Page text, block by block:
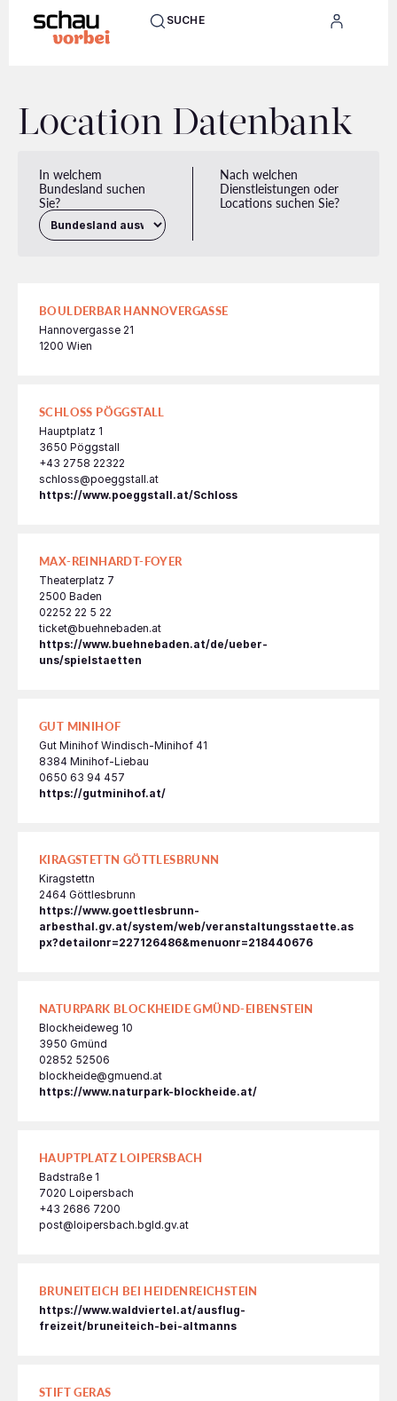
SUCHE
Location Datenbank
In welchem
Bundesland suchen
Sie?
Nach welchen
Dienstleistungen oder
Locations suchen Sie?
BOULDERBAR HANNOVERGASSE
Hannovergasse 21
1200 Wien
SCHLOSS PÖGGSTALL
Hauptplatz 1
3650 Pöggstall
+43 2758 22322
schloss@poeggstall.at
https://www.poeggstall.at/Schloss
MAX-REINHARDT-FOYER
Theaterplatz 7
2500 Baden
02252 22 5 22
ticket@buehnebaden.at
https://www.buehnebaden.at/de/ueber-
uns/spielstaetten
GUT MINIHOF
Gut Minihof Windisch-Minihof 41
8384 Minihof-Liebau
0650 63 94 457
https://gutminihof.at/
KIRAGSTETTN GÖTTLESBRUNN
Kiragstettn
2464 Göttlesbrunn
https://www.goettlesbrunn-
arbesthal.gv.at/system/web/veranstaltungsstaette.as
px?detailonr=227126486&menuonr=218440676
NATURPARK BLOCKHEIDE GMÜND-EIBENSTEIN
Blockheideweg 10
3950 Gmünd
02852 52506
blockheide@gmuend.at
https://www.naturpark-blockheide.at/
HAUPTPLATZ LOIPERSBACH
Badstraße 1
7020 Loipersbach
+43 2686 7200
post@loipersbach.bgld.gv.at
BRUNEITEICH BEI HEIDENREICHSTEIN
https://www.waldviertel.at/ausflug-
freizeit/bruneiteich-bei-altmanns
STIFT GERAS